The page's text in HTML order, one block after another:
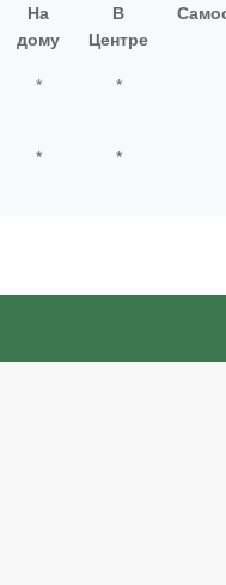
На
дому
В
Центре
* *
* *